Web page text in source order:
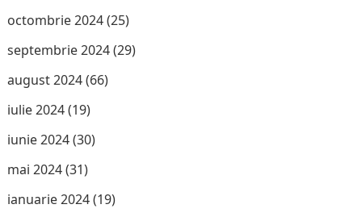
octombrie 2024(25)
septembrie 2024(29)
august 2024(66)
iulie 2024(19)
iunie 2024(30)
mai 2024(31)
ianuarie 2024(19)